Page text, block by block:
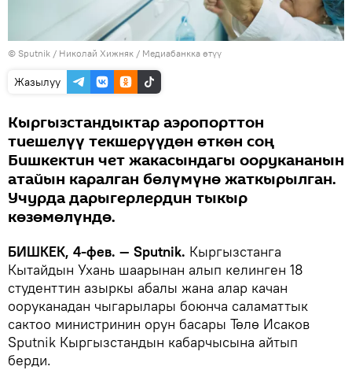
© Sputnik / Николай Хижняк / Медиабанкка өтүү
Жазылуу
Кыргызстандыктар аэропорттон
тиешелүү текшерүүдөн өткөн соң
Бишкектин чет жакасындагы оорукананын
атайын каралган бөлүмүнө жаткырылган.
Учурда дарыгерлердин тыкыр
көзөмөлүндө.
БИШКЕК, 4-фев. — Sputnik. Кыргызстанга
Кытайдын Ухань шаарынан алып келинген 18
студенттин азыркы абалы жана алар качан
ооруканадан чыгарылары боюнча саламаттык
сактоо министринин орун басары Төлө Исаков
Sputnik Кыргызстандын кабарчысына айтып
берди.